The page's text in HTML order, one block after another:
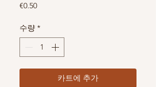
€0.50가격
수량 *
카트에 추가